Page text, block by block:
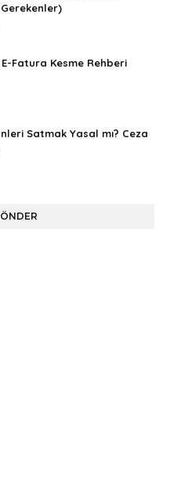
E-Fatura Kesme Rehberi
Satmak Yasal mı? Ceza